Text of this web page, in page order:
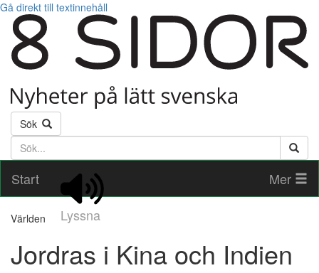
Gå direkt till textinnehåll
Sök
Söktext
Start
Lyssna
Mer
Världen
Jordras i Kina och Indien